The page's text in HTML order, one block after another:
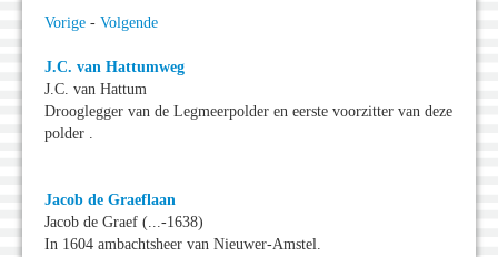
Vorige - Volgende
J.C. van Hattumweg
J.C. van Hattum
Drooglegger van de Legmeerpolder en eerste voorzitter van deze
polder .
Jacob de Graeflaan
Jacob de Graef (...-1638)
In 1604 ambachtsheer van Nieuwer-Amstel.